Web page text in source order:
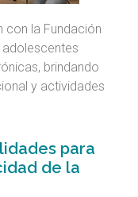
con la Fundación
adolescentes
brindando
y actividades
para
de la